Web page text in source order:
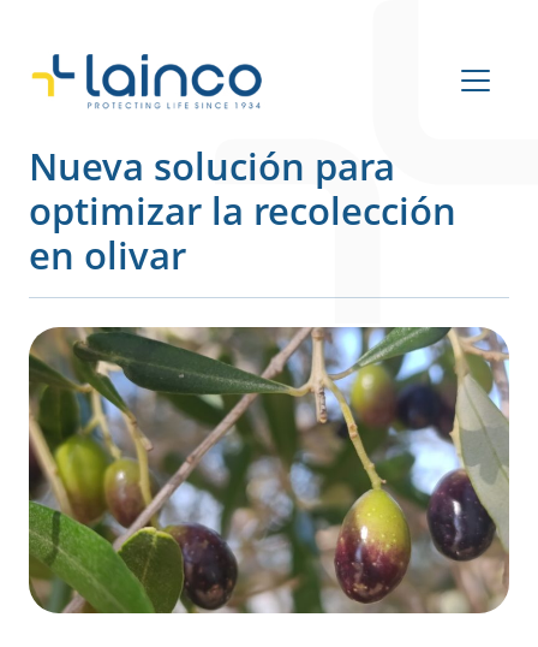
Navegación principal
Nueva solución para
optimizar la recolección
en olivar